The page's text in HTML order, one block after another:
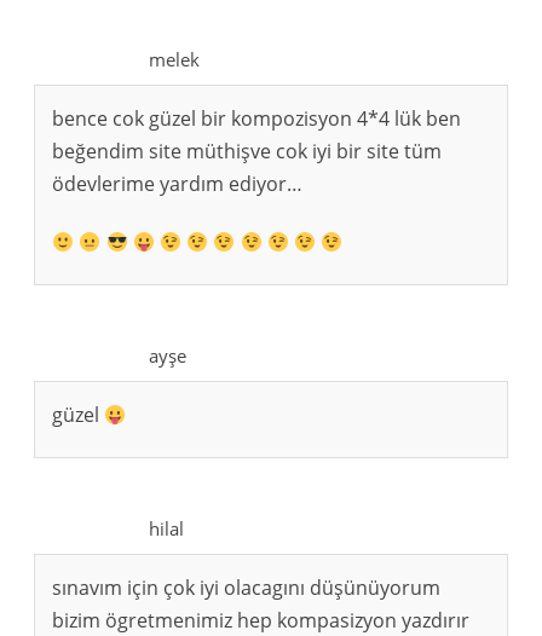
melek
bence cok güzel bir kompozisyon 4*4 lük ben
beğendim site müthişve cok iyi bir site tüm
ödevlerime yardım ediyor…
ayşe
güzel
hilal
sınavım için çok iyi olacagını düşünüyorum
bizim ögretmenimiz hep kompasizyon yazdırır